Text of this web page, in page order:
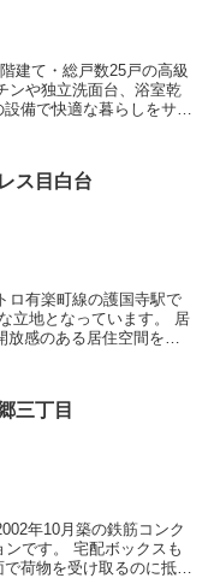
備で快適な暮らしをサポ
ス目白台
地となっています。 居
放感のある居住空間を実
三丁目
ボックスも
荷物を受け取るのに抵抗